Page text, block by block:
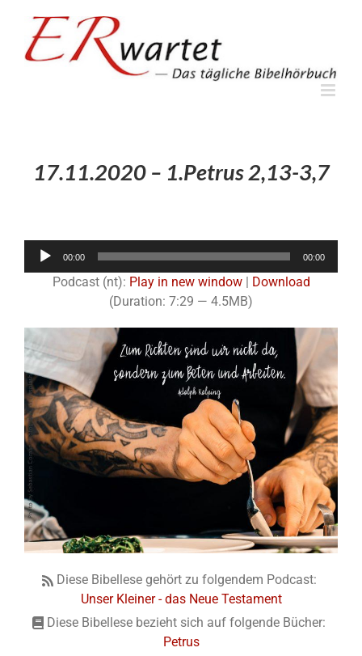
springen
17.11.2020 – 1.Petrus 2,13-3,7
00:00 00:00
Podcast (nt): Play in new window| Download
(Duration: 7:29 — 4.5MB)
Diese Bibellese gehört zu folgendem Podcast:
Unser Kleiner - das Neue Testament
Diese Bibellese bezieht sich auf folgende Bücher:
Petrus